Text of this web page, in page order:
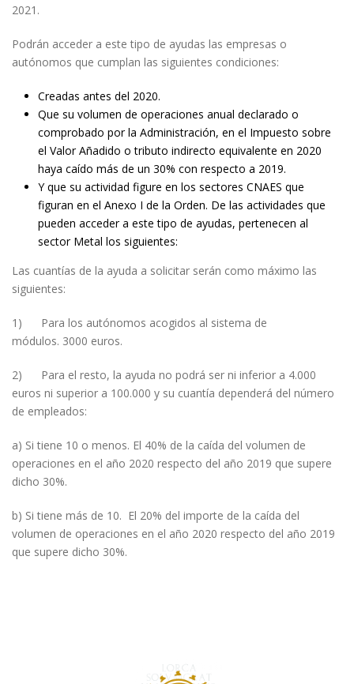
2021.
Podrán acceder a este tipo de ayudas las empresas o
autónomos que cumplan las siguientes condiciones:
Creadas antes del 2020.
Que su volumen de operaciones anual declarado o
comprobado por la Administración, en el Impuesto sobre
el Valor Añadido o tributo indirecto equivalente en 2020
haya caído más de un 30% con respecto a 2019.
Y que su actividad figure en los sectores CNAES que
figuran en el Anexo I de la Orden. De las actividades que
pueden acceder a este tipo de ayudas, pertenecen al
sector Metal los siguientes:
Las cuantías de la ayuda a solicitar serán como máximo las
siguientes:
1) Para los autónomos acogidos al sistema de
módulos. 3000 euros.
2) Para el resto, la ayuda no podrá ser ni inferior a 4.000
euros ni superior a 100.000 y su cuantía dependerá del número
de empleados:
a) Si tiene 10 o menos. El 40% de la caída del volumen de
operaciones en el año 2020 respecto del año 2019 que supere
dicho 30%.
b) Si tiene más de 10. El 20% del importe de la caída del
volumen de operaciones en el año 2020 respecto del año 2019
que supere dicho 30%.